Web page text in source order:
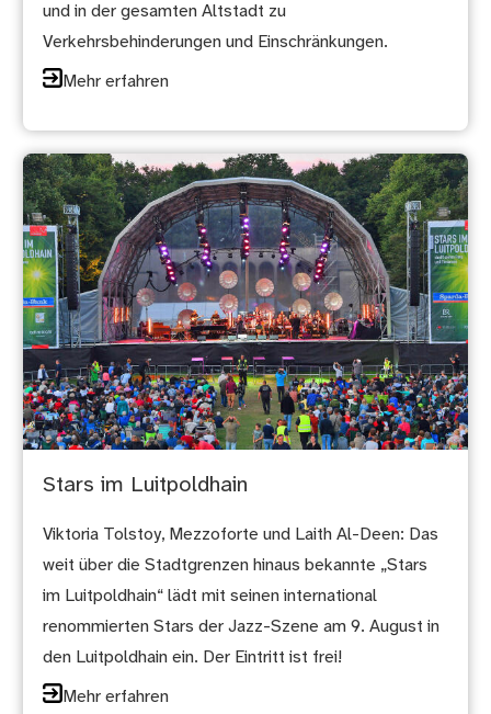
und in der gesamten Altstadt zu
Verkehrsbehinderungen und Einschränkungen.
Mehr erfahren
Stars im Luitpoldhain
Viktoria Tolstoy, Mezzoforte und Laith Al-Deen: Das
weit über die Stadtgrenzen hinaus bekannte „Stars
im Luitpoldhain“ lädt mit seinen international
renommierten Stars der Jazz-Szene am 9. August in
den Luitpoldhain ein. Der Eintritt ist frei!
Mehr erfahren